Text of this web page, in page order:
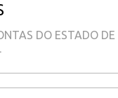
DO ESTADO